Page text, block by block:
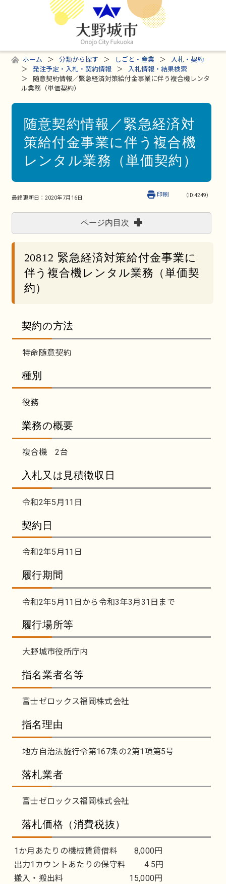
ホーム 分類から探す しごと・産業
入札・契約
発注予定・入札・契約情報
入札情報・結果検索
随意契約情報／緊急経済対策給付金事業に伴う複合機レンタ
ル業務（単価契約）
随意契約情報／緊急経済対
策給付金事業に伴う複合機
レンタル業務（単価契約）
最終更新日： 2020年7月16日 （ID:4249）
印刷
ページ内目次
20812 緊急経済対策給付金事業に
伴う複合機レンタル業務（単価契
約）
契約の方法
特命随意契約
種別
役務
業務の概要
複合機 2台
入札又は見積徴収日
令和2年5月11日
契約日
令和2年5月11日
履行期間
令和2年5月11日から令和3年3月31日まで
履行場所等
大野城市役所庁内
指名業者名等
富士ゼロックス福岡株式会社
指名理由
地方自治法施行令第167条の2第1項第5号
落札業者
富士ゼロックス福岡株式会社
落札価格（消費税抜）
1か月あたりの機械賃貸借料 8,000円
出力1カウントあたりの保守料 4.5円
搬入・搬出料 15,000円